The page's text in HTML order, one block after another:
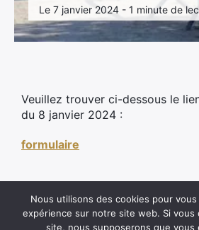
Le 7 janvier 2024 - 1 minute de
Veuillez trouver ci-dessous le
du 8 janvier 2024 :
formulaire
Nous utilisons des cookies pour
expérience sur notre site web. Si vous
site, nous supposerons que vous